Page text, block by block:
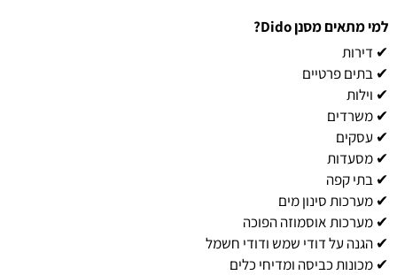
למי מתאים מסנן Dido?
✔ דירות
✔ בתים פרטיים
✔ וילות
✔ משרדים
✔ עסקים
✔ מסעדות
✔ בתי קפה
✔ מערכות סינון מים
✔ מערכות אוסמוזה הפוכה
✔ הגנה על דודי שמש ודודי חשמל
✔ מכונות כביסה ומדיחי כלים